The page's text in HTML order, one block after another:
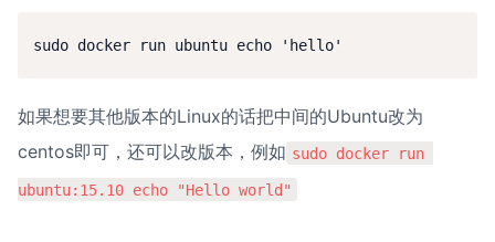
sudo docker run ubuntu echo 'hello'
如果想要其他版本的Linux的话把中间的Ubuntu改为
centos即可，还可以改版本，例如 sudo docker run
ubuntu:15.10 echo "Hello world"